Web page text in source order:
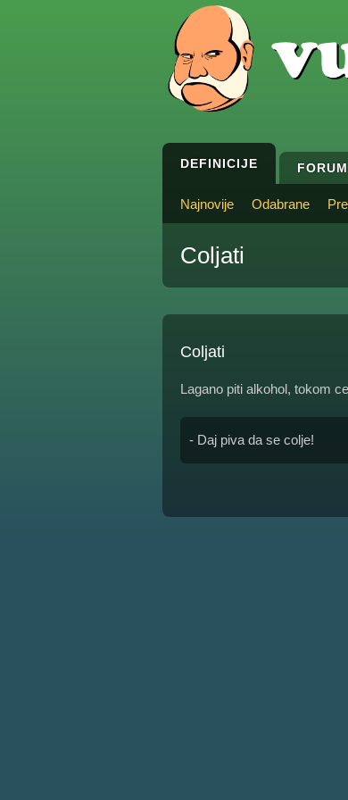
DEFINICIJE FORUM
Najnovije Odabrane
Coljati
Coljati
Lagano piti alkohol, tokom
- Daj piva da se colje!